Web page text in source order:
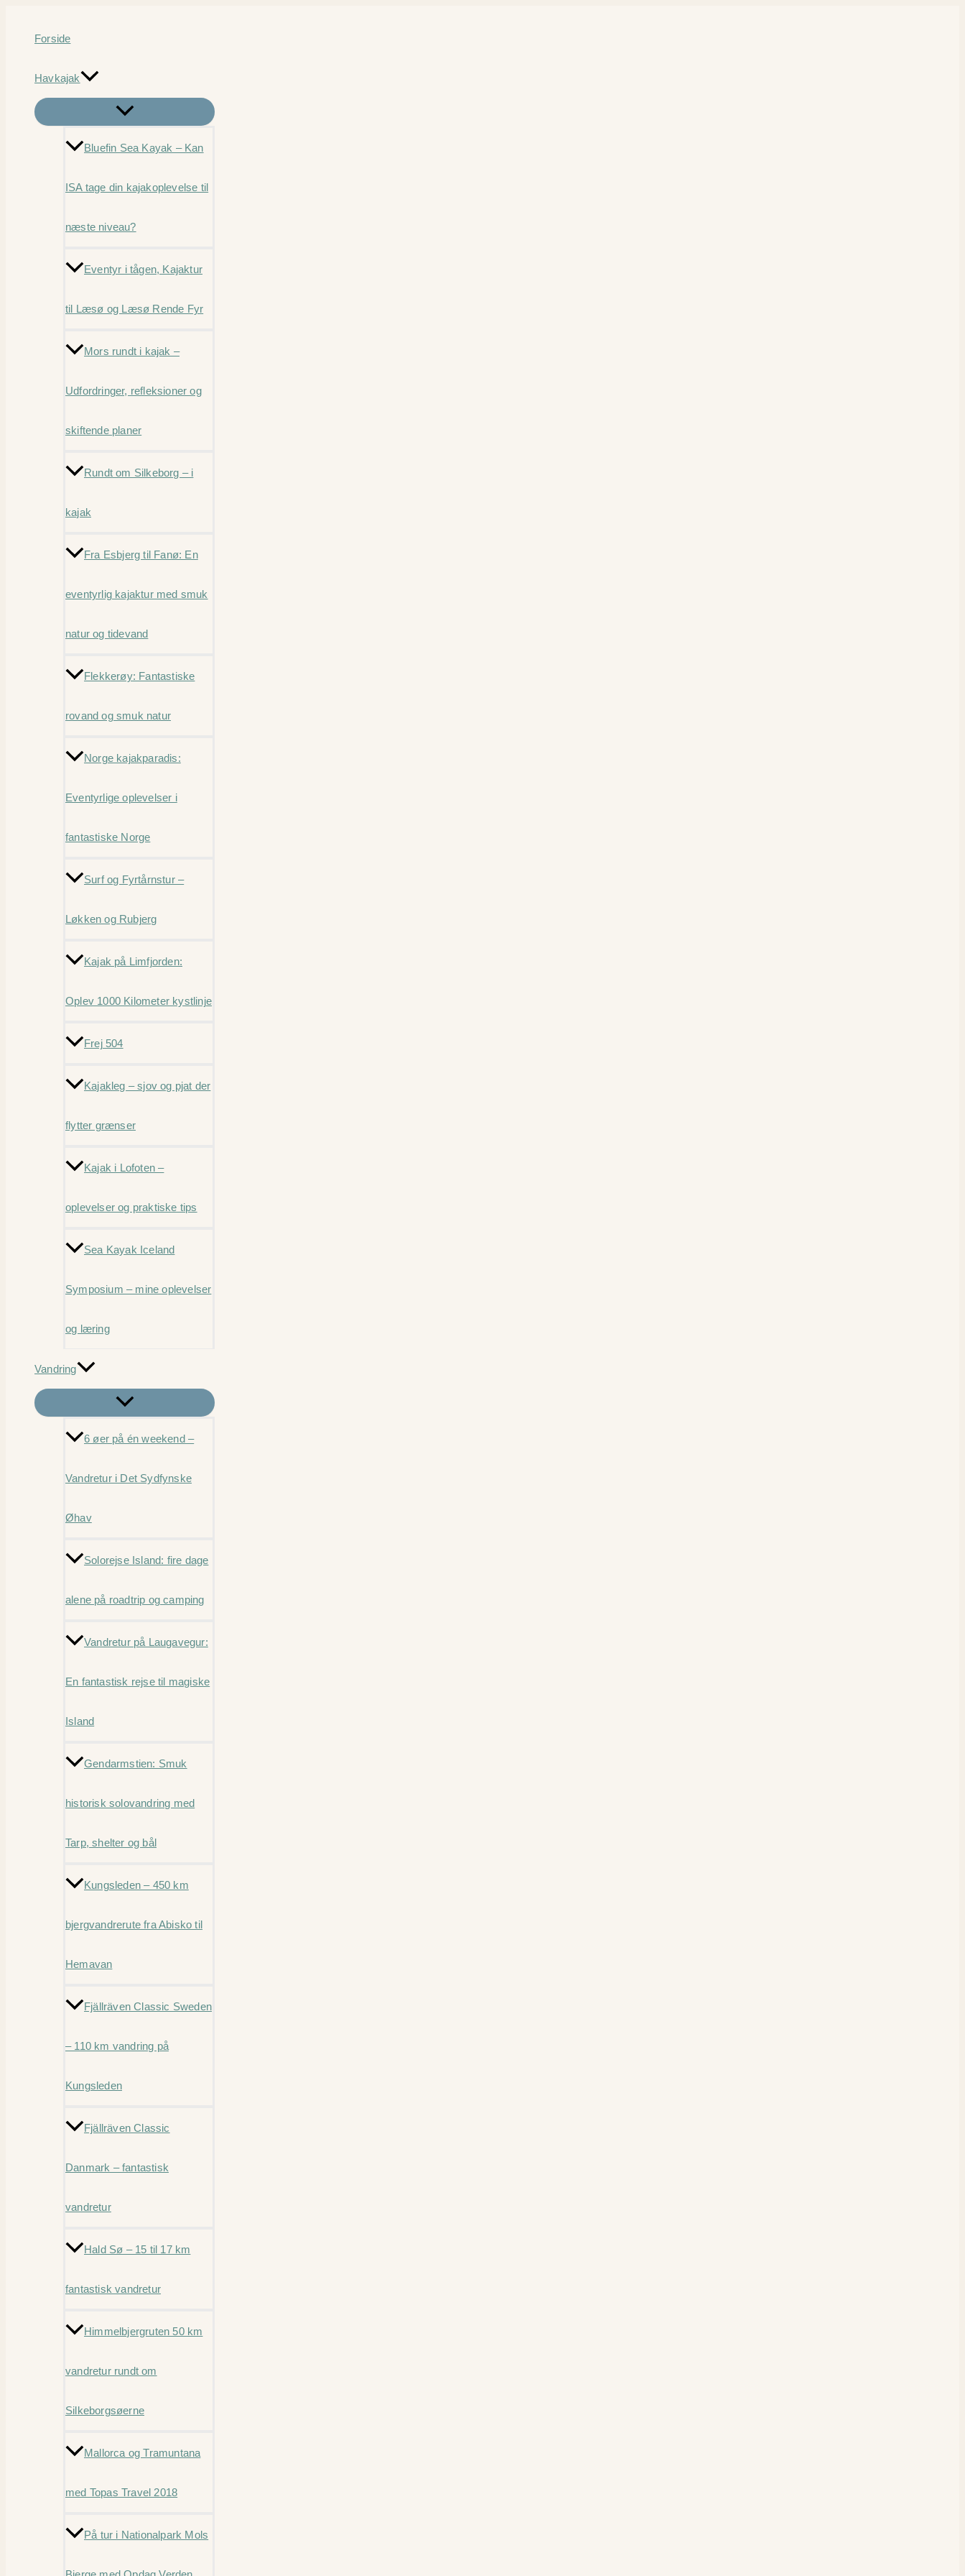
Forside
Havkajak
Bluefin Sea Kayak – Kan
ISA tage din kajakoplevelse til
næste niveau?
Eventyr i tågen, Kajaktur
til Læsø og Læsø Rende Fyr
Mors rundt i kajak –
Udfordringer, refleksioner og
skiftende planer
Rundt om Silkeborg – i
kajak
Fra Esbjerg til Fanø: En
eventyrlig kajaktur med smuk
natur og tidevand
Flekkerøy: Fantastiske
rovand og smuk natur
Norge kajakparadis:
Eventyrlige oplevelser i
fantastiske Norge
Surf og Fyrtårnstur –
Løkken og Rubjerg
Kajak på Limfjorden:
Oplev 1000 Kilometer kystlinje
Frej 504
Kajakleg – sjov og pjat der
flytter grænser
Kajak i Lofoten –
oplevelser og praktiske tips
Sea Kayak Iceland
Symposium – mine oplevelser
og læring
Vandring
6 øer på én weekend –
Vandretur i Det Sydfynske
Øhav
Solorejse Island: fire dage
alene på roadtrip og camping
Vandretur på Laugavegur:
En fantastisk rejse til magiske
Island
Gendarmstien: Smuk
historisk solovandring med
Tarp, shelter og bål
Kungsleden – 450 km
bjergvandrerute fra Abisko til
Hemavan
Fjällräven Classic Sweden
– 110 km vandring på
Kungsleden
Fjällräven Classic
Danmark – fantastisk
vandretur
Hald Sø – 15 til 17 km
fantastisk vandretur
Himmelbjergruten 50 km
vandretur rundt om
Silkeborgsøerne
Mallorca og Tramuntana
med Topas Travel 2018
På tur i Nationalpark Mols